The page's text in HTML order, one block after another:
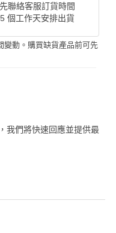
聯絡客服訂貨時間
個工作天安排出貨
變動。購買缺貨產品前可先
我們將快速回應並提供最